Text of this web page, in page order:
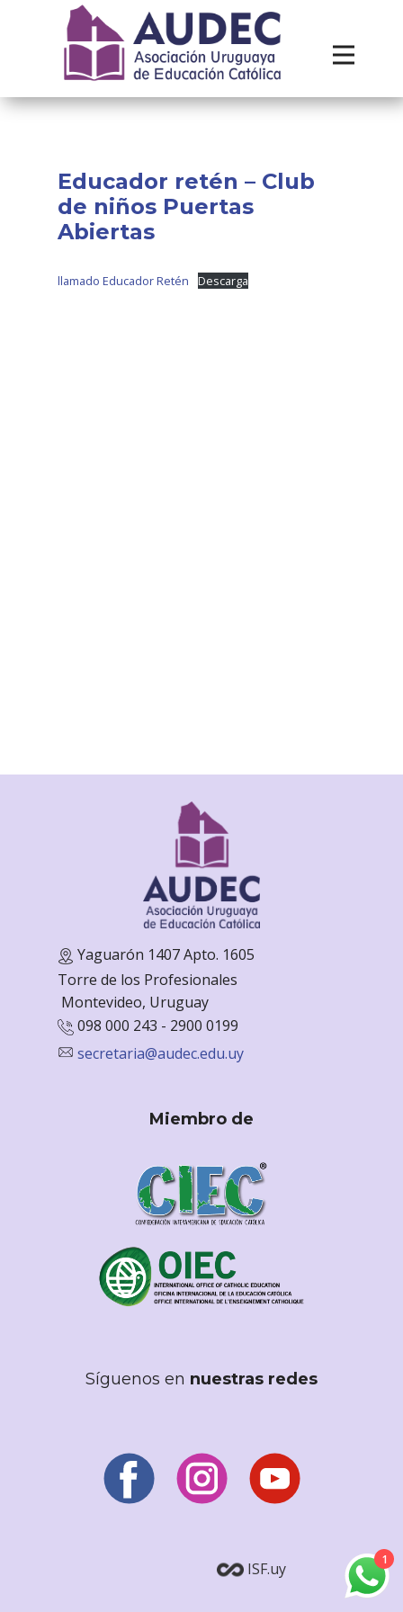
Institucional
Recursos
Educador retén – Club
de niños Puertas
Abiertas
llamado Educador Retén Descarga
Yaguarón 1407 Apto. 1605
Torre de los Profesionales
Montevideo, Uruguay
098 000 243 - 2900 0199
secretaria@audec.edu.uy
Miembro de
Síguenos en nuestras redes
ISF.uy 1